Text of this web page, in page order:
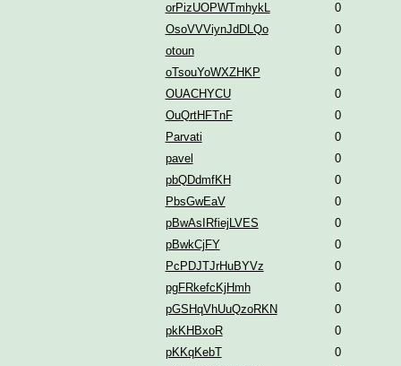
orPizUOPWTmhykL
0
OsoVVViynJdDLQo
0
otoun
0
oTsouYoWXZHKP
0
OUACHYCU
0
OuQrtHFTnF
0
Parvati
0
pavel
0
pbQDdmfKH
0
PbsGwEaV
0
pBwAsIRfiejLVES
0
pBwkCjFY
0
PcPDJTJrHuBYVz
0
pgFRkefcKjHmh
0
pGSHqVhUuQzoRKN
0
pkKHBxoR
0
pKKqKebT
0